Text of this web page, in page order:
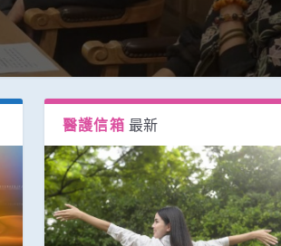
醫護信箱 最新